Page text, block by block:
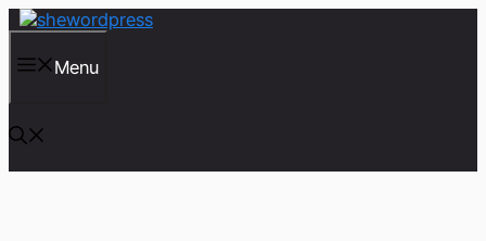
컨
츠
건
너
뛰
기
Menu